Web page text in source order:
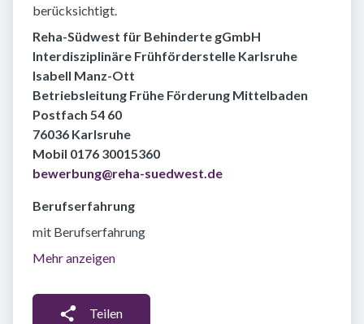
berücksichtigt.
Reha-Südwest für Behinderte gGmbH
Interdisziplinäre Frühförderstelle Karlsruhe
Isabell Manz-Ott
Betriebsleitung Frühe Förderung Mittelbaden
Postfach 54 60
76036 Karlsruhe
Mobil 0176 30015360
bewerbung@reha-suedwest.de
Berufserfahrung
mit Berufserfahrung
Mehr anzeigen
Teilen